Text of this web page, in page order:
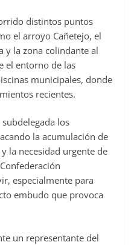
distintos puntos
el arroyo Cañetejo, el
y la zona colindante al
el entorno de las
municipales, donde
recientes.
los
la acumulación de
la necesidad urgente de
especialmente para
embudo que provoca
un representante del